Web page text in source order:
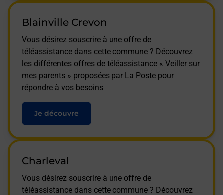
Blainville Crevon
Vous désirez souscrire à une offre de
téléassistance dans cette commune ? Découvrez
les différentes offres de téléassistance « Veiller sur
mes parents » proposées par La Poste pour
répondre à vos besoins
Je découvre
Charleval
Vous désirez souscrire à une offre de
téléassistance dans cette commune ? Découvrez